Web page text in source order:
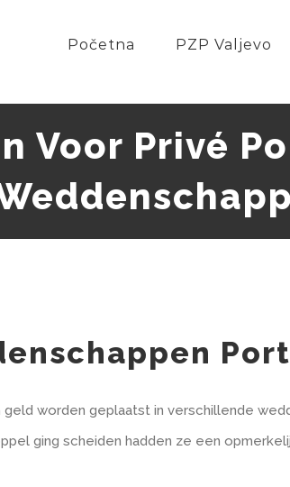
Početna PZP Valjevo
Voor Privé
worden geplaatst in verschillende
ging scheiden hadden ze een